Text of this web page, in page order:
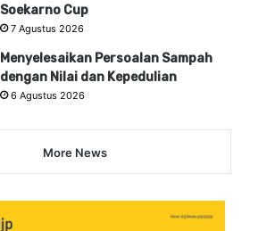
Soekarno Cup
7 Agustus 2026
Menyelesaikan Persoalan Sampah
dengan Nilai dan Kepedulian
6 Agustus 2026
More News